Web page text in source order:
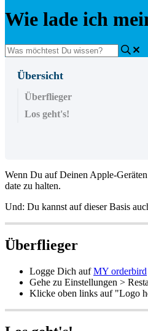
Wie lade ich
Übersicht
Überflieger
Los geht's!
Wenn Du auf Deinen Apple-
date zu halten.
Und: Du kannst auf dieser Basis
Überflieger
Logge Dich aufMY orderbird
Gehe zu Einstellungen >
Klicke oben links auf "Logo